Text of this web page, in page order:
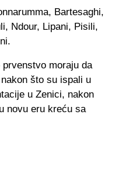
Bartesaghi,
Ndour, Lipani, Pisili,
moraju da
što su ispali u
u Zenici, nakon
novu eru kreću sa